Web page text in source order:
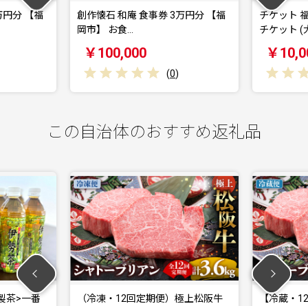
石 和庵 食事券 3万円分 【福
チケット 福岡おもちゃ美術館 ペア
この自治体のおすすめ返礼品
（冷凍・12回定期便）極上松阪牛
【冷蔵・12回定期便】